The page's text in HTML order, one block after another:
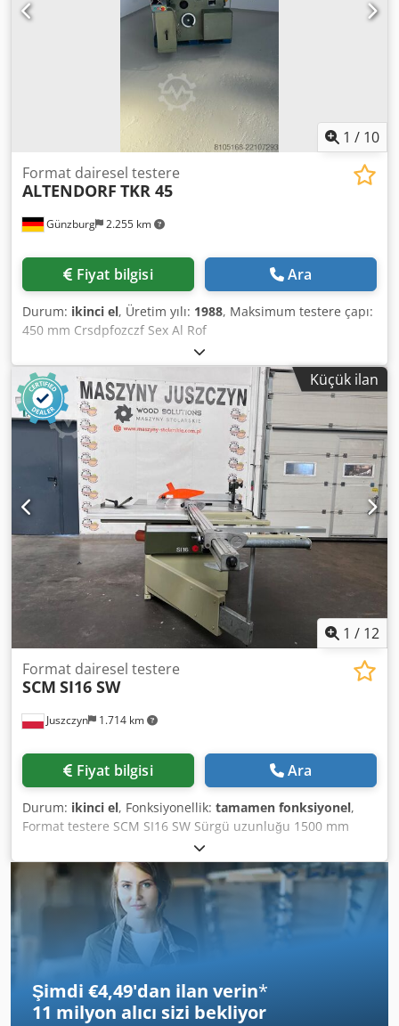
1 / 10
Günzburg 2.255 km
Format dairesel testere
ALTENDORF TKR 45
Fiyat bilgisi Ara
Durum: ikinci el, Üretim yılı: 1988, Maksimum testere çapı:
450 mm Crsdpfozczf Sex Al Rof
Küçük ilan
1 / 12
Juszczyn 1.714 km
Format dairesel testere
SCM SI16 SW
Fiyat bilgisi Ara
Durum: ikinci el, Fonksiyonellik: tamamen fonksiyonel,
Format testere SCM SI16 SW Sürgü uzunluğu 1500 mm
Sağdan kesim genişliği 1000 mm Maksimum kesim
yüksekliği 100 mm Çizici testereli Testere çapı 250-350 mm
Çizici testere çapı 120 mm Testere 0-45° açıyla
ayarlanabilir Testere yukarı/aşağı ayarlanabilir Crsdpezg H
N Nsfx Al Ref Testere için 3 devir hızı: 3200/4500/5500 d/dk
Çizici testere devri: 9800 d/dk Ana motor gücü 5.5 kW Çizici
motor gücü 0.75 kW Çapraz toz emiş bağlantısı fi 120 mm
Şimdi €4,49'dan ilan verin*
11 milyon alıcı sizi bekliyor